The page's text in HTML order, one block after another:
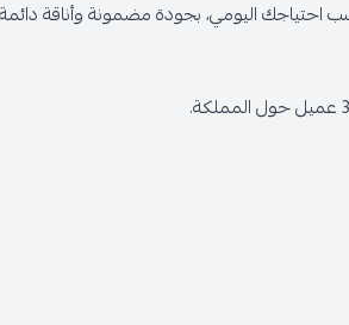
احتياجك اليومي، بجودة مضمونة وأناقة دائمة